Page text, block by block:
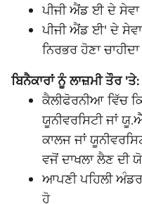
ਪੀਜੀ ਐਂਡ ਈ ਦੇ ਸੇਵਾ
ਪੀਜੀ ਐਂਡ ਈ' ਦੇ
ਨਿਰਭਰ ਹੋਣਾ
ਬਿਨੈਕਾਰਾਂ ਨੂੰ ਲਾਜ਼ਮੀ ਤੌਰ 'ਤੇ:
ਕੈਲੀਫੋਰਨੀਆ ਵਿੱਚ
ਯੂਨੀਵਰਸਿਟੀ ਜਾਂ
ਕਾਲਜ ਜਾਂ
ਵਜੋਂ ਦਾਖਲਾ ਲੈਣ ਦੀ
ਆਪਣੀ ਪਹਿਲੀ
ਹੋ